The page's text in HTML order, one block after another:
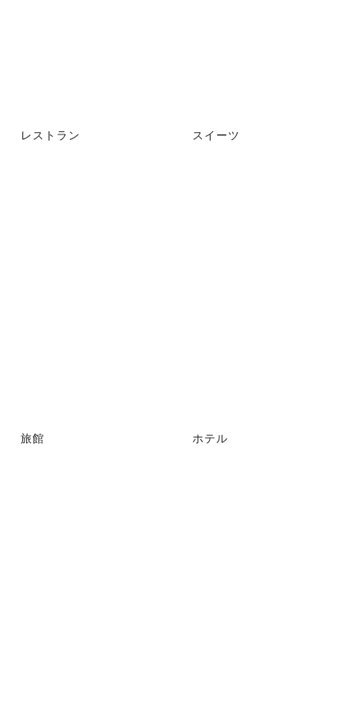
レストラン スイーツ
旅館 ホテル